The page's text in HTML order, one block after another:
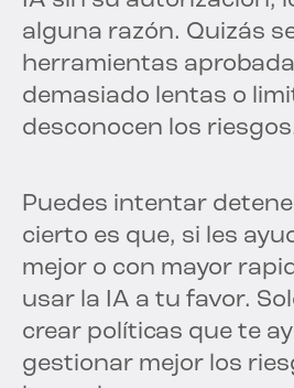
alguna razón. Quizás
herramientas
demasiado lentas o
desconocen los
Puedes intentar
cierto es que, si les
mejor o con mayor
usar la IA a tu favor.
crear políticas que te
gestionar mejor los